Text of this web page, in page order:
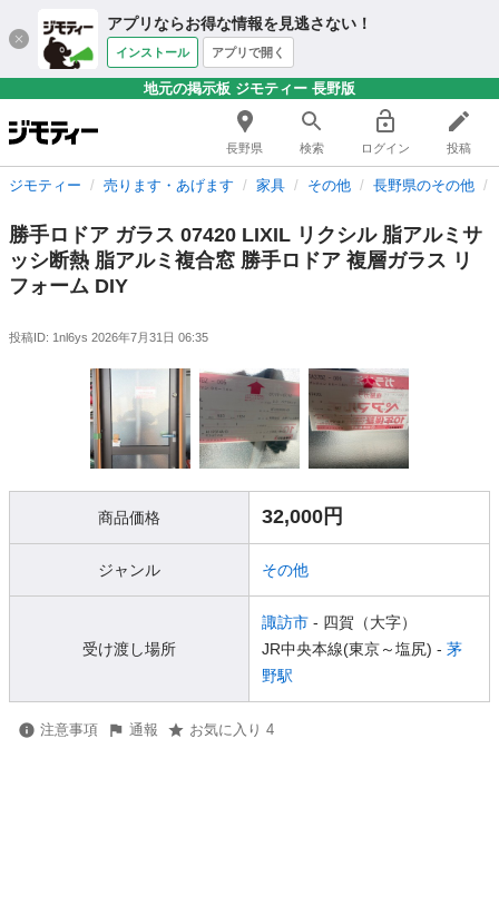
アプリならお得な情報を見逃さない！
インストール アプリで開く
地元の掲示板 ジモティー 長野版
長野県 検索 ログイン 投稿
ジモティー 売ります・あげます 家具 その他 長野県のその他
勝手ロドア ガラス 07420 LIXIL リクシル 脂アルミサ
ッシ断熱 脂アルミ複合窓 勝手ロドア 複層ガラス リ
フォーム DIY
投稿ID: 1nl6ys 2026年7月31日 06:35
商品価格 32,000円
ジャンル その他
受け渡し場所
諏訪市 - 四賀（大字）
JR中央本線(東京～塩尻) - 茅
野駅
注意事項 通報 お気に入り 4